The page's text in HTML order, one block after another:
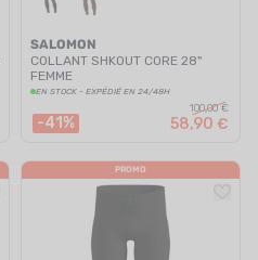
SALOMON
COLLANT SHKOUT CORE 28"
FEMME
EN STOCK - EXPÉDIÉ EN 24/48H
-41%
100,00 €
58,90 €
PROMO